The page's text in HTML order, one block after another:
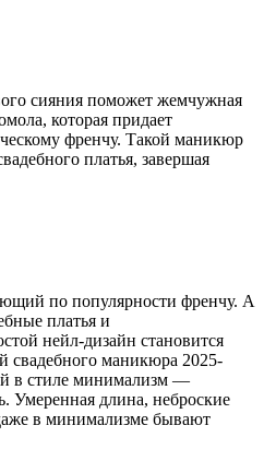
сияния поможет жемчужная
которая придает
френчу. Такой маникюр
платья, завершая
по популярности френчу. А
платья и
нейл-дизайн становится
свадебного маникюра 2025-
в стиле минимализм —
Умеренная длина, неброские
в минимализме бывают